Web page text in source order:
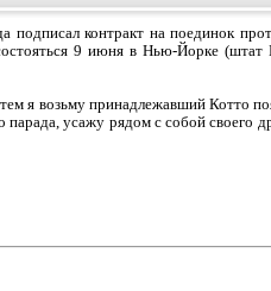
контракт на поединок
9 июня в Нью-Йорке
я возьму принадлежавший Котто
усажу рядом с собой своего